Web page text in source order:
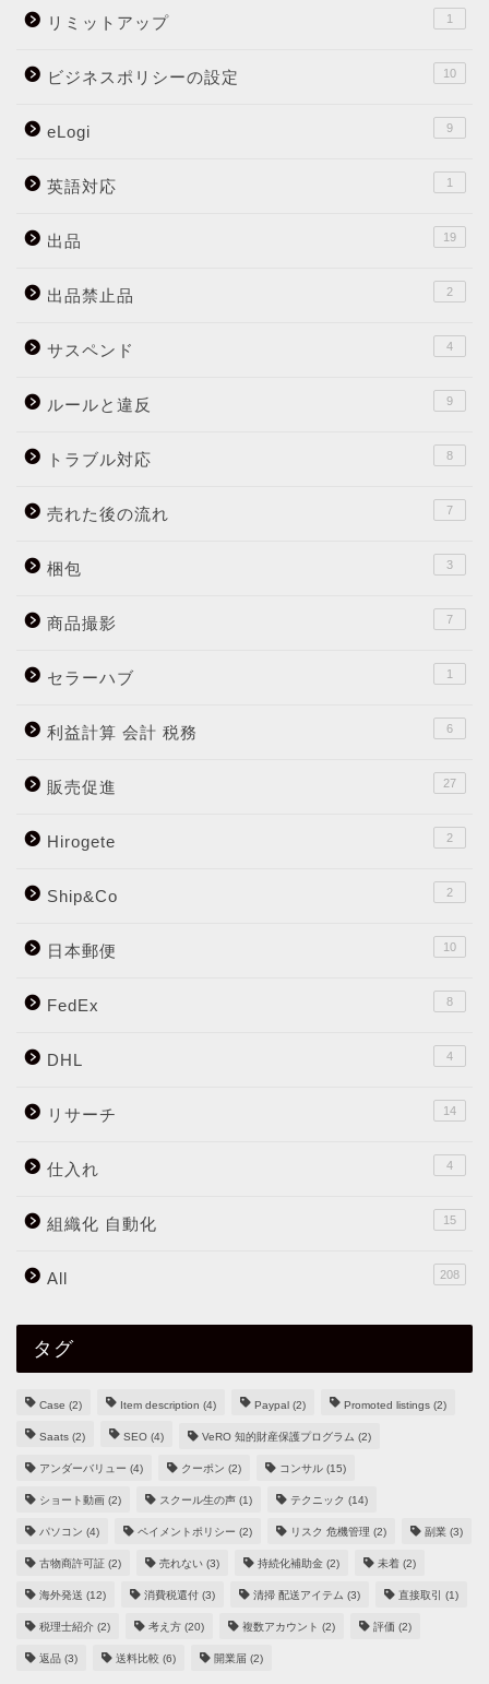
リミットアップ 1
ビジネスポリシーの設定 10
eLogi 9
英語対応 1
出品 19
出品禁止品 2
サスペンド 4
ルールと違反 9
トラブル対応 8
売れた後の流れ 7
梱包 3
商品撮影 7
セラーハブ 1
利益計算 会計 税務 6
販売促進 27
Hirogete 2
Ship&Co 2
日本郵便 10
FedEx 8
DHL 4
リサーチ 14
仕入れ 4
組織化 自動化 15
All 208
タグ
Case (2) Item description (4) Paypal (2) Promoted listings (2)
Saats (2) SEO (4) VeRO 知的財産保護プログラム (2)
アンダーバリュー (4) クーポン (2) コンサル (15)
ショート動画 (2) スクール生の声 (1) テクニック (14)
パソコン (4) ペイメントポリシー (2) リスク 危機管理 (2) 副業 (3)
古物商許可証 (2) 売れない (3) 持続化補助金 (2) 未着 (2)
海外発送 (12) 消費税還付 (3) 清掃 配送アイテム (3) 直接取引 (1)
税理士紹介 (2) 考え方 (20) 複数アカウント (2) 評価 (2)
返品 (3) 送料比較 (6) 開業届 (2)